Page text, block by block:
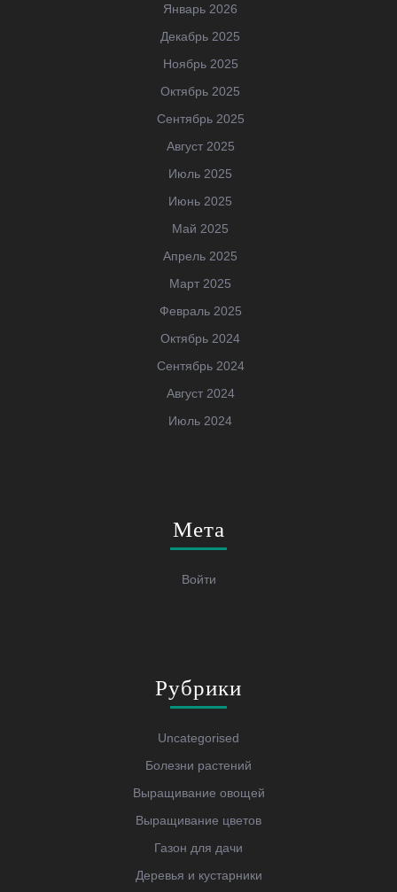
Январь 2026
Декабрь 2025
Ноябрь 2025
Октябрь 2025
Сентябрь 2025
Август 2025
Июль 2025
Июнь 2025
Май 2025
Апрель 2025
Март 2025
Февраль 2025
Октябрь 2024
Сентябрь 2024
Август 2024
Июль 2024
Мета
Войти
Рубрики
Uncategorised
Болезни растений
Выращивание овощей
Выращивание цветов
Газон для дачи
Деревья и кустарники